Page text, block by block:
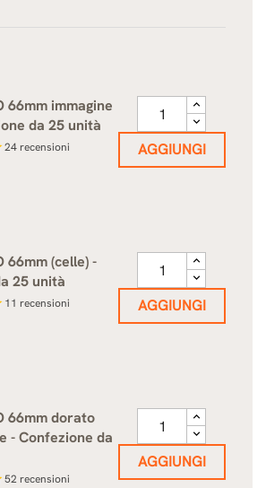
66mm immagine
da 25 unità
24recensioni AGGIUNGI
66mm (celle) -
25 unità
11 recensioni AGGIUNGI
66mm dorato
- Confezione da
52recensioni
AGGIUNGI